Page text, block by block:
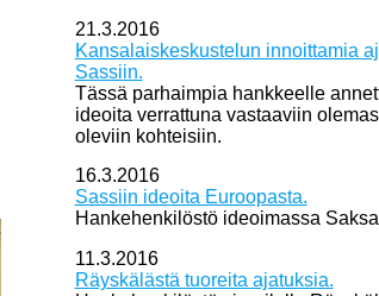
21.3.2016
Kansalaiskeskustelun innoittamia
Sassiin.
Tässä parhaimpia hankkeelle
ideoita verrattuna vastaaviin
oleviin kohteisiin.
16.3.2016
Sassiin ideoita Euroopasta.
Hankehenkilöstö ideoimassa
11.3.2016
Räyskälästä tuoreita ajatuksia.